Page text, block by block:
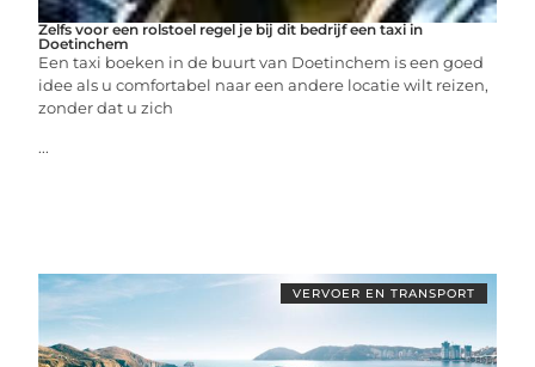
Zelfs voor een rolstoel regel je bij dit bedrijf een taxi in
Doetinchem
Een taxi boeken in de buurt van Doetinchem is een goed
idee als u comfortabel naar een andere locatie wilt reizen,
zonder dat u zich
...
VERVOER EN TRANSPORT